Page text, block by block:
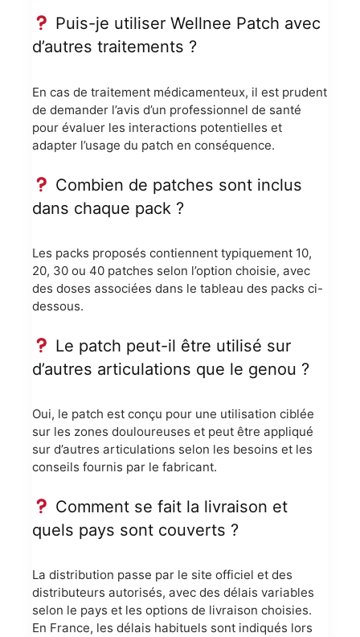
Puis-je utiliser Wellnee Patch avec
d’autres traitements ?
En cas de traitement médicamenteux, il est prudent
de demander l’avis d’un professionnel de santé
pour évaluer les interactions potentielles et
adapter l’usage du patch en conséquence.
Combien de patches sont inclus
dans chaque pack ?
Les packs proposés contiennent typiquement 10,
20, 30 ou 40 patches selon l’option choisie, avec
des doses associées dans le tableau des packs ci-
dessous.
Le patch peut-il être utilisé sur
d’autres articulations que le genou ?
Oui, le patch est conçu pour une utilisation ciblée
sur les zones douloureuses et peut être appliqué
sur d’autres articulations selon les besoins et les
conseils fournis par le fabricant.
Comment se fait la livraison et
quels pays sont couverts ?
La distribution passe par le site officiel et des
distributeurs autorisés, avec des délais variables
selon le pays et les options de livraison choisies.
En France, les délais habituels sont indiqués lors